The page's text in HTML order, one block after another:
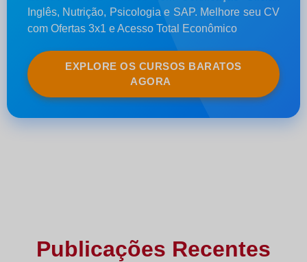
Inglês, Nutrição, Psicologia e SAP. Melhore seu CV
com Ofertas 3x1 e Acesso Total Econômico
EXPLORE OS CURSOS BARATOS
AGORA
Publicações Recentes